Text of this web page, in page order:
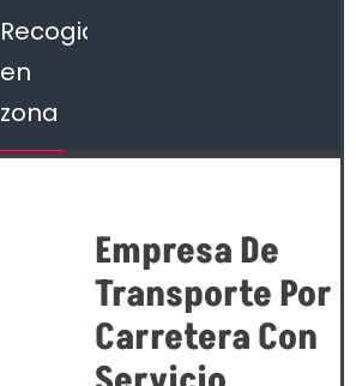
Recogida
en
zona
Empresa De
Transporte Por
Carretera Con